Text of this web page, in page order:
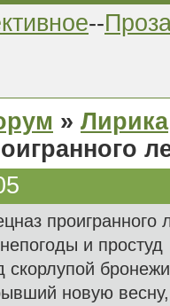
--
» Лирика
проигранного
и простуд
скорлупой
новую весну,